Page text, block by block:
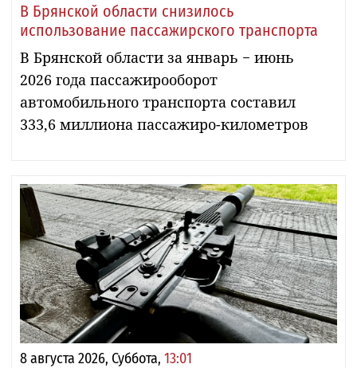
В Брянской области снизилось
использование пассажирского транспорта
В Брянской области за январь − июнь
2026 года пассажирооборот
автомобильного транспорта составил
333,6 миллиона пассажиро-километров
8 августа 2026, Суббота, 13:01